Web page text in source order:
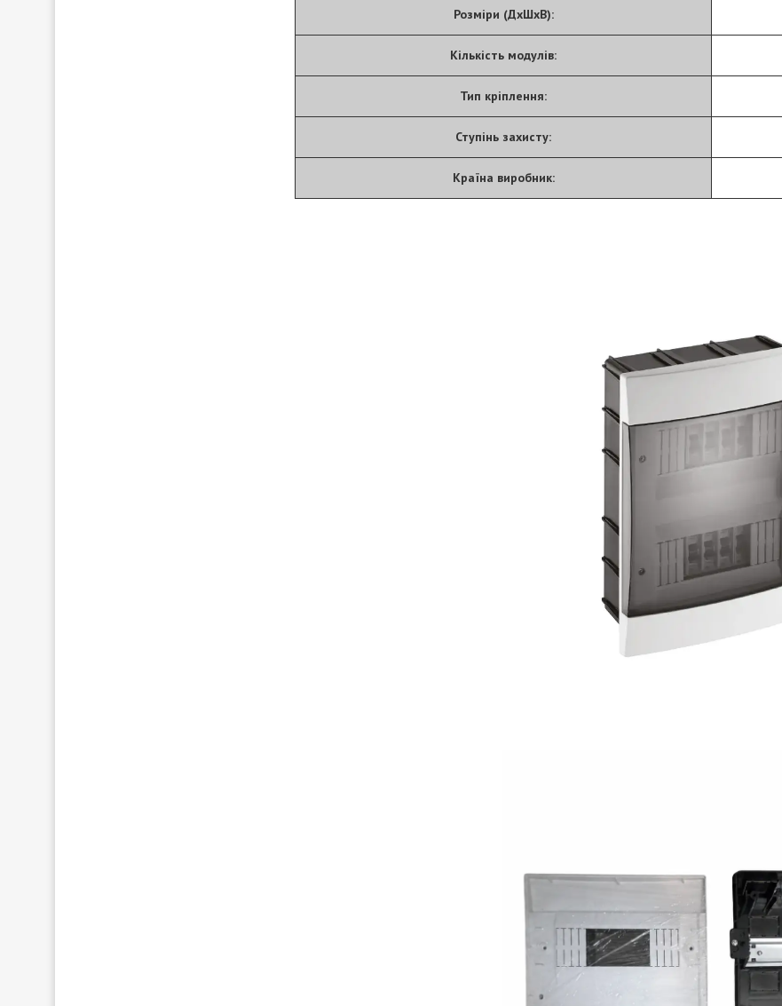
Розміри (ДхШхВ):
Кількість модулів:
Тип кріплення:
Ступінь захисту:
Країна виробник: